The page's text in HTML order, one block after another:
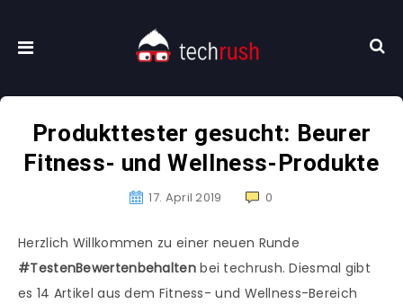
Produkttester gesucht: Beurer
Fitness- und Wellness-Produkte
17. April 2019 0
Herzlich Willkommen zu einer neuen Runde
#TestenBewertenbehaltenbei techrush. Diesmal gibt
es 14 Artikel aus dem Fitness- und Wellness-Bereich